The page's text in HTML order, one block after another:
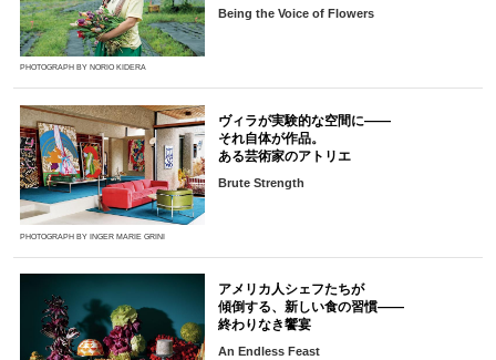
PHOTOGRAPH BY NORIO KIDERA
Being the Voice of Flowers
PHOTOGRAPH BY INGER MARIE GRINI
ヴィラが実験的な空間に――
それ自体が作品。
ある芸術家のアトリエ
Brute Strength
アメリカ人シェフたちが
傾倒する、新しい食の習慣――
終わりなき饗宴
An Endless Feast